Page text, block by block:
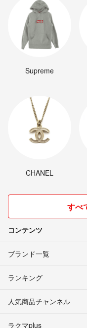
Supreme
CHANEL
すべ
コンテンツ
ブランド一覧
ランキング
人気商品チャンネル
ラクマplus